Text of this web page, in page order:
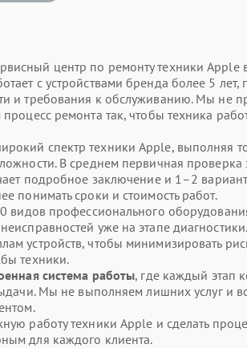
центр по ремонту техники Apple
с устройствами бренда более 5 лет,
и требования к обслуживанию. Мы не
ремонта так, чтобы техника
спектр техники Apple, выполняя
В среднем первичная
подробное заключение и 1–2
понимать сроки и стоимость работ.
видов профессионального
уже на этапе
устройств, чтобы минимизировать
техники.
система работы, где каждый этап
Мы не выполняем лишних услуг и
работу техники Apple и сделать
для каждого клиента.